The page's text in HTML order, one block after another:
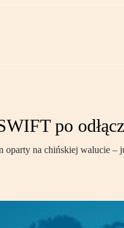
po
na chińskiej walucie –